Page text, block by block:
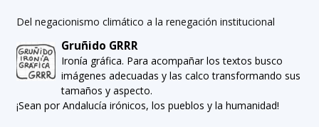
Del negacionismo climático a la renegación institucional
Gruñido GRRR
Ironía gráfica. Para acompañar los textos busco
imágenes adecuadas y las calco transformando sus
tamaños y aspecto.
¡Sean por Andalucía irónicos, los pueblos y la humanidad!